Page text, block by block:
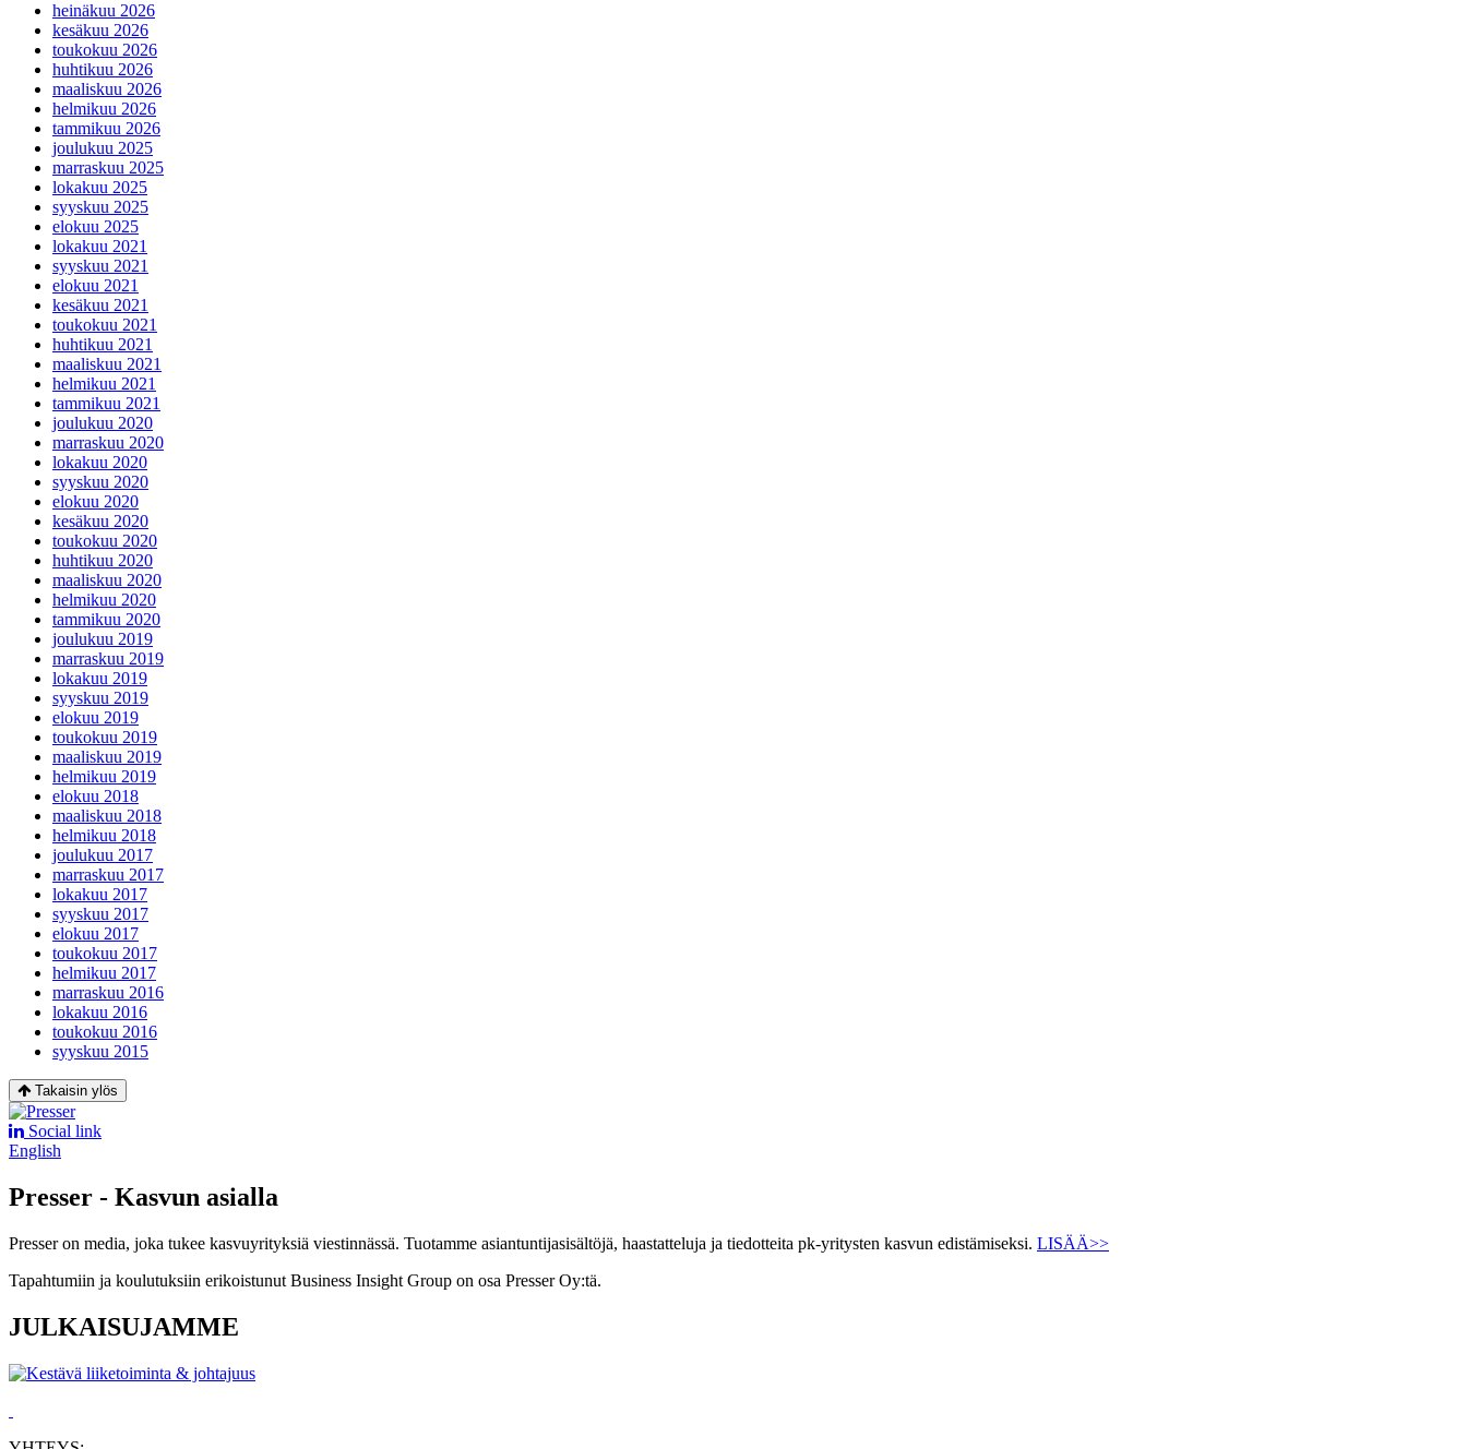
heinäkuu 2026
kesäkuu 2026
toukokuu 2026
huhtikuu 2026
maaliskuu 2026
helmikuu 2026
tammikuu 2026
joulukuu 2025
marraskuu 2025
lokakuu 2025
syyskuu 2025
elokuu 2025
lokakuu 2021
syyskuu 2021
elokuu 2021
kesäkuu 2021
toukokuu 2021
huhtikuu 2021
maaliskuu 2021
helmikuu 2021
tammikuu 2021
joulukuu 2020
marraskuu 2020
lokakuu 2020
syyskuu 2020
elokuu 2020
kesäkuu 2020
toukokuu 2020
huhtikuu 2020
maaliskuu 2020
helmikuu 2020
tammikuu 2020
joulukuu 2019
marraskuu 2019
lokakuu 2019
syyskuu 2019
elokuu 2019
toukokuu 2019
maaliskuu 2019
helmikuu 2019
elokuu 2018
maaliskuu 2018
helmikuu 2018
joulukuu 2017
marraskuu 2017
lokakuu 2017
syyskuu 2017
elokuu 2017
toukokuu 2017
helmikuu 2017
marraskuu 2016
lokakuu 2016
toukokuu 2016
syyskuu 2015
Takaisin ylös
Social link
English
Presser - Kasvun asialla
Presser on media, joka tukee kasvuyrityksiä viestinnässä. Tuotamme asiantuntijasisältöjä, haastatteluja ja tiedotteita pk-yritysten kasvun edistämiseksi. LISÄÄ>>
Tapahtumiin ja koulutuksiin erikoistunut Business Insight Group on osa Presser Oy:tä.
JULKAISUJAMME